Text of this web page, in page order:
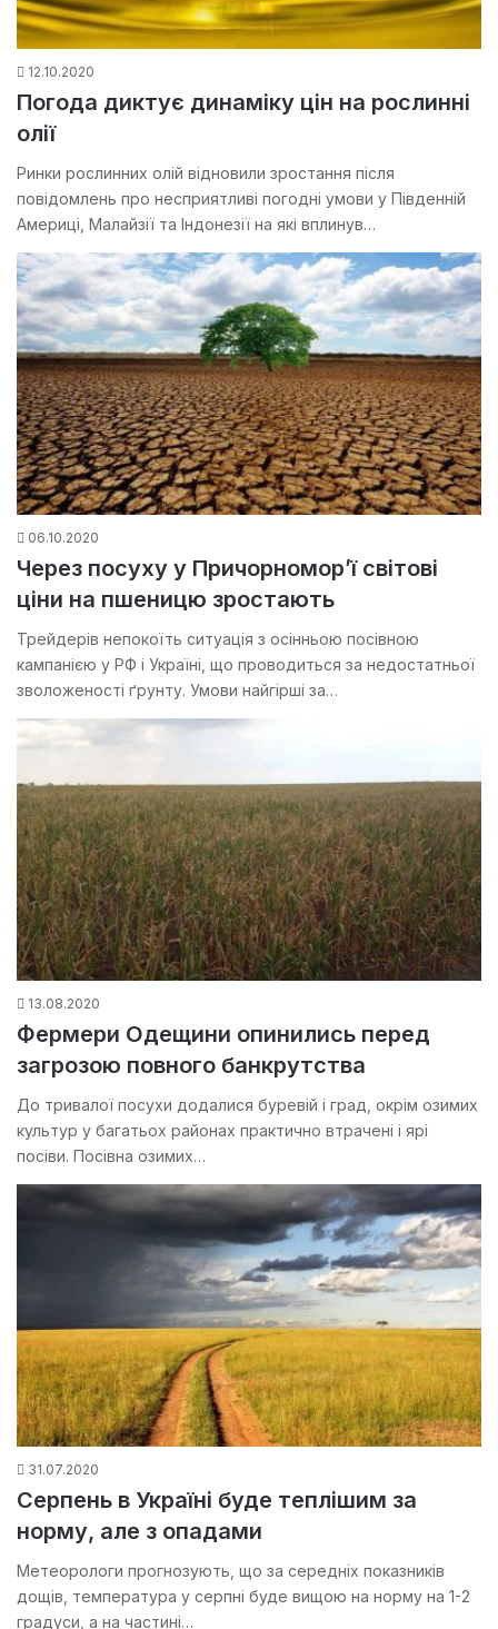
12.10.2020
Погода диктує динаміку цін на рослинні
олії
Ринки рослинних олій відновили зростання після
повідомлень про несприятливі погодні умови у Південній
Америці, Малайзії та Індонезії на які вплинув…
06.10.2020
Через посуху у Причорномор’ї світові
ціни на пшеницю зростають
Трейдерів непокоїть ситуація з осінньою посівною
кампанією у РФ і Україні, що проводиться за недостатньої
зволоженості ґрунту. Умови найгірші за…
13.08.2020
Фермери Одещини опинились перед
загрозою повного банкрутства
До тривалої посухи додалися буревій і град, окрім озимих
культур у багатьох районах практично втрачені і ярі
посіви. Посівна озимих…
31.07.2020
Серпень в Україні буде теплішим за
норму, але з опадами
Метеорологи прогнозують, що за середніх показників
дощів, температура у серпні буде вищою на норму на 1-2
градуси, а на частині…